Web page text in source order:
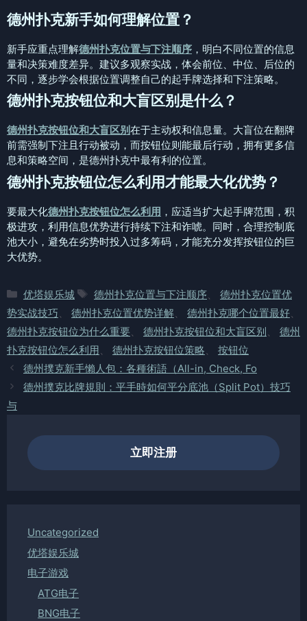
德州扑克新手如何理解位置？
新手应重点理解德州扑克位置与下注顺序 ，明白不同位置的信息
量和决策难度差异。建议多观察实战，体会前位、中位、后位的
不同，逐步学会根据位置调整自己的起手牌选择和下注策略。
德州扑克按钮位和大盲区别是什么？
德州扑克按钮位和大盲区别在于主动权和信息量。大盲位在翻牌
前需强制下注且行动被动，而按钮位则能最后行动，拥有更多信
息和策略空间，是德州扑克中最有利的位置。
德州扑克按钮位怎么利用才能最大化优势？
要最大化德州扑克按钮位怎么利用 ，应适当扩大起手牌范围，积
极进攻，利用信息优势进行持续下注和诈唬。同时，合理控制底
池大小，避免在劣势时投入过多筹码，才能充分发挥按钮位的巨
大优势。
分
类
优塔娱乐城
标
签
德州扑克位置与下注顺序
德州扑克位置优
势实战技巧
德州扑克位置优势详解 德州扑克哪个位置最好
德州扑克按钮位为什么重要
德州扑克按钮位和大盲区别
德州
扑克按钮位怎么利用
德州扑克按钮位策略
按钮位
德州撲克新手懶人包：各種術語（All-in, Check, Fo
德州撲克比牌規則：平手時如何平分底池（Split Pot）技巧
与
立即注册
Uncategorized
优塔娱乐城
电子游戏
ATG电子
BNG电子